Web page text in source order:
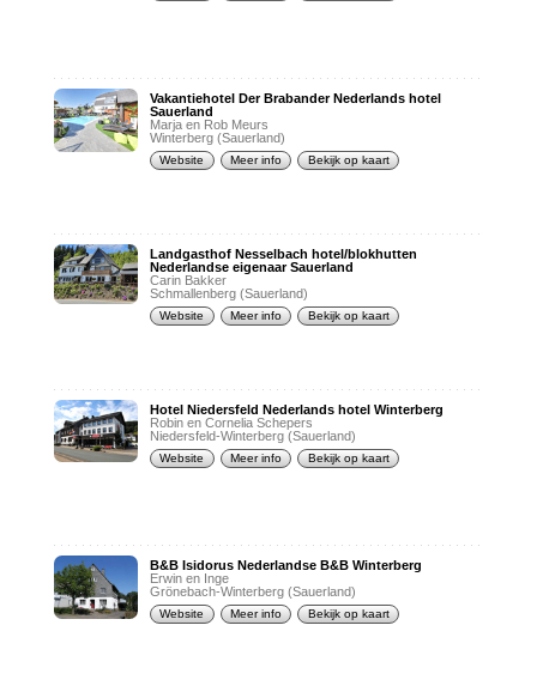
Vakantiehotel Der Brabander Nederlands hotel
Sauerland
Marja en Rob Meurs
Winterberg (Sauerland)
Website Meer info Bekijk op kaart
Landgasthof Nesselbach hotel/blokhutten
Nederlandse eigenaar Sauerland
Carin Bakker
Schmallenberg (Sauerland)
Website Meer info Bekijk op kaart
Hotel Niedersfeld Nederlands hotel Winterberg
Robin en Cornelia Schepers
Niedersfeld-Winterberg (Sauerland)
Website Meer info Bekijk op kaart
B&B Isidorus Nederlandse B&B Winterberg
Erwin en Inge
Grönebach-Winterberg (Sauerland)
Website Meer info Bekijk op kaart